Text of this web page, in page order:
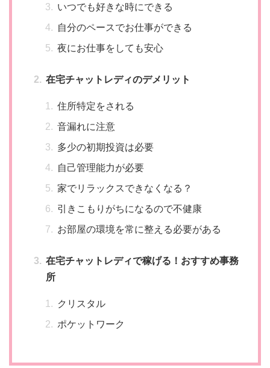
いつでも好きな時にできる
自分のペースでお仕事ができる
夜にお仕事をしても安心
在宅チャットレディのデメリット
住所特定をされる
音漏れに注意
多少の初期投資は必要
自己管理能力が必要
家でリラックスできなくなる？
引きこもりがちになるので不健康
お部屋の環境を常に整える必要がある
在宅チャットレディで稼げる！おすすめ事務
所
クリスタル
ポケットワーク